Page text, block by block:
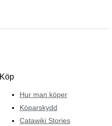
Köp
Hur man köper
Köparskydd
Catawiki Stories